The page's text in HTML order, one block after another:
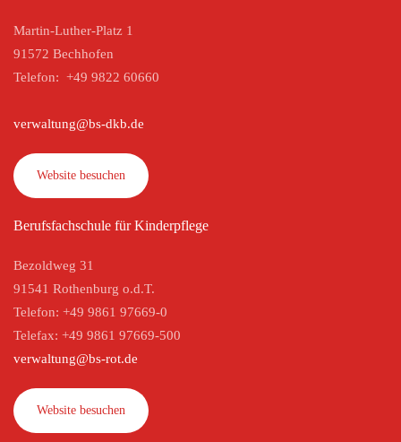
Martin-Luther-Platz 1
91572 Bechhofen
Telefon: +49 9822 60660
verwaltung@bs-dkb.de
Website besuchen
Berufsfachschule für Kinderpflege
Bezoldweg 31
91541 Rothenburg o.d.T.
Telefon: +49 9861 97669-0
Telefax: +49 9861 97669-500
verwaltung@bs-rot.de
Website besuchen